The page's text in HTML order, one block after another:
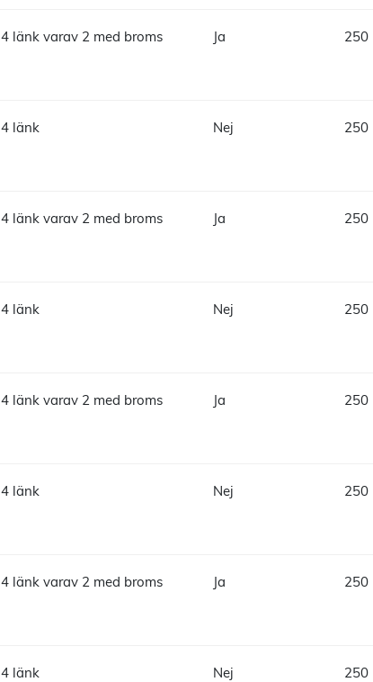
4 länk varav 2 med broms Ja 250
4 länk Nej 250
4 länk varav 2 med broms Ja 250
4 länk Nej 250
4 länk varav 2 med broms Ja 250
4 länk Nej 250
4 länk varav 2 med broms Ja 250
4 länk Nej 250